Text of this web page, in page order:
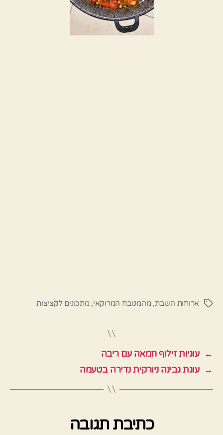
תגיותארוחות השבת,מהמטבח המרוקאי,מתכונים לקציצות
← עוגיות זילוף חמאה עם ריבה
→ עוגת גבינה ניורקית נדירה בטעמה
כתיבת תגובה